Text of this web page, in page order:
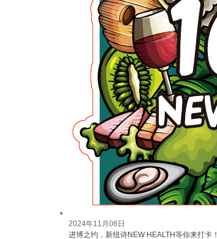
2024年11月06日
进博之约，新纽诗NEW HEALTH等你来打卡！